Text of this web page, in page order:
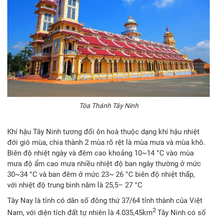
Tòa Thánh Tây Ninh
Khí hậu Tây Ninh tương đối ôn hoà thuộc dạng khí hậu nhiệt
đới gió mùa, chia thành 2 mùa rõ rệt là mùa mưa và mùa khô.
Biên độ nhiệt ngày và đêm cao khoảng 10~14 °C vào mùa
mưa độ ẩm cao mưa nhiều nhiệt độ ban ngày thường ở mức
30~34 °C và ban đêm ở mức 23~ 26 °C biên độ nhiệt thấp,
với nhiệt độ trung bình năm là 25,5– 27 °C
Tây Nay là tỉnh có dân số đông thứ 37/64 tỉnh thành của Việt
Nam, với diện tích đất tự nhiên là 4.035,45km2 Tây Ninh có số